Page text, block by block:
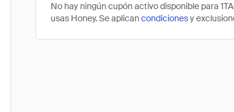
No hay ningún cupón activo disponible para
usas Honey. Se aplicancondicionesy